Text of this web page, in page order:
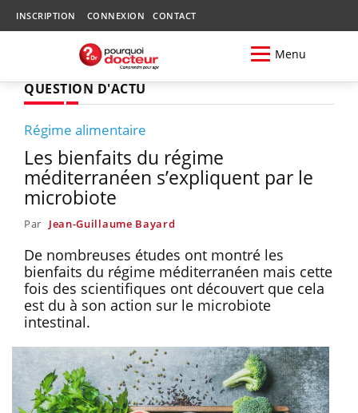
INSCRIPTION CONNEXION CONTACT
Menu
QUESTION D'ACTU
Régime alimentaire
Les bienfaits du régime
méditerranéen s’expliquent par le
microbiote
Par Jean-Guillaume Bayard
De nombreuses études ont montré les
bienfaits du régime méditerranéen mais cette
fois des scientifiques ont découvert que cela
est du à son action sur le microbiote
intestinal.